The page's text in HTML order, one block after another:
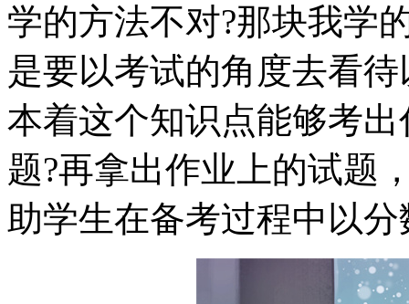
学的方法不对?那块我学
是要以考试的角度去看
本着这个知识点能够考
题?再拿出作业上的试题
助学生在备考过程中以